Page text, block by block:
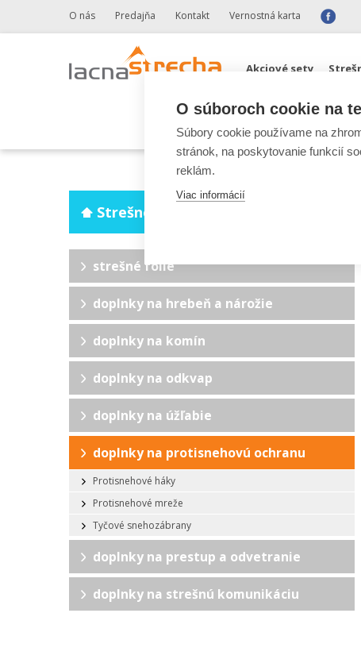
O nás Predajňa Kontakt Vernostná karta
Akciové sety
Odkvapové systémy
Strešné doplnky a fólie
strešné fólie
doplnky na hrebeň a nárožie
doplnky na komín
doplnky na odkvap
doplnky na úžľabie
doplnky na protisnehovú ochranu
Protisnehové háky
Protisnehové mreže
Tyčové snehozábrany
doplnky na prestup a odvetranie
doplnky na strešnú komunikáciu
O súboroch cookie na
Súbory cookie používame na
stránok, na poskytovanie funkcií
reklám.
Viac informácií